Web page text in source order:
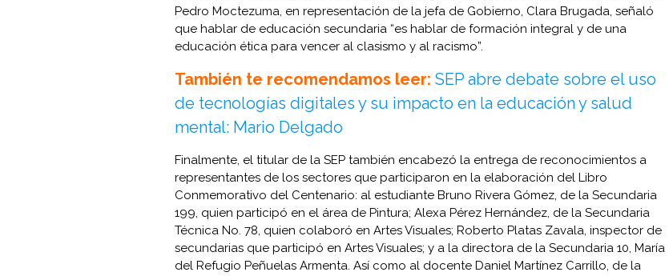
Pedro Moctezuma, en representación de la jefa de Gobierno, Clara Brugada, señaló
que hablar de educación secundaria “es hablar de formación integral y de una
educación ética para vencer al clasismo y al racismo”.
También te recomendamos leer: SEP abre debate sobre el uso
de tecnologías digitales y su impacto en la educación y salud
mental: Mario Delgado
Finalmente, el titular de la SEP también encabezó la entrega de reconocimientos a
representantes de los sectores que participaron en la elaboración del Libro
Conmemorativo del Centenario: al estudiante Bruno Rivera Gómez, de la Secundaria
199, quien participó en el área de Pintura; Alexa Pérez Hernández, de la Secundaria
Técnica No. 78, quien colaboró en Artes Visuales; Roberto Platas Zavala, inspector de
secundarias que participó en Artes Visuales; y a la directora de la Secundaria 10, María
del Refugio Peñuelas Armenta. Así como al docente Daniel Martínez Carrillo, de la